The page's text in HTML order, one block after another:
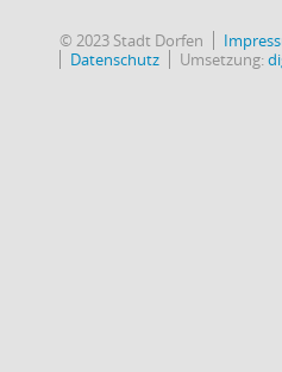
© 2023 Stadt Dorfen
Datenschutz
Umsetzung: